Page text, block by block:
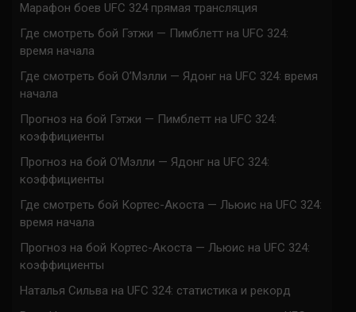
Марафон боев UFC 324 прямая трансляция
Где смотреть бой Гэтжи — Пимблетт на UFC 324:
время начала
Где смотреть бой О’Мэлли — Ядонг на UFC 324: время
начала
Прогноз на бой Гэтжи — Пимблетт на UFC 324:
коэффициенты
Прогноз на бой О’Мэлли — Ядонг на UFC 324:
коэффициенты
Где смотреть бой Кортес-Акоста — Льюис на UFC 324:
время начала
Прогноз на бой Кортес-Акоста — Льюис на UFC 324:
коэффициенты
Наталья Сильва на UFC 324: статистика и рекорд